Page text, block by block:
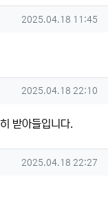
작성일
2025.04.18 11:45
작성일
2025.04.18 22:10
받아들입니다.
작성일
2025.04.18 22:27